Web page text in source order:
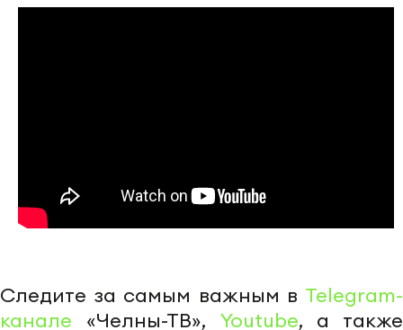
Следите за самым важным в Telegram-
канале «Челны-ТВ», Youtube, а также